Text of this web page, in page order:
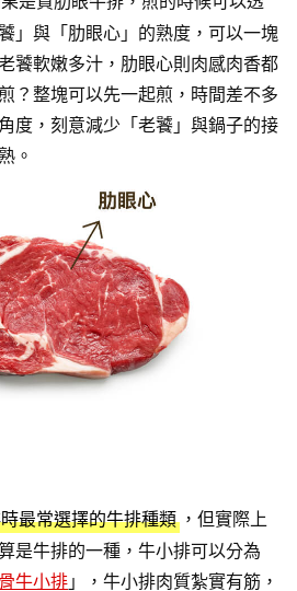
」與「肋眼心」的熟度，可以一塊
饕軟嫩多汁，肋眼心則肉感肉香都
？整塊可以先一起煎，時間差不多
度，刻意減少「老饕」與鍋子的接
。
最常選擇的牛排種類 ，但實際上
是牛排的一種，牛小排可以分為
牛小排 」，牛小排肉質紮實有筋，